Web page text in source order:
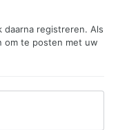
registreren. Als
om te posten met uw